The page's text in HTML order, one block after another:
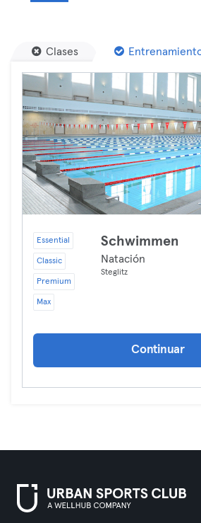
Clases
Essential
Classic
Premium
Max
Schwimmen
Natación
Steglitz
Continuar